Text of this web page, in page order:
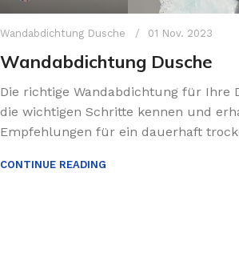
Wandabdichtung Dusche 01 Nov. 2023
Wandabdichtung Dusche
Die richtige Wandabdichtung für Ihre
die wichtigen Schritte kennen und
Empfehlungen für ein dauerhaft
CONTINUE READING